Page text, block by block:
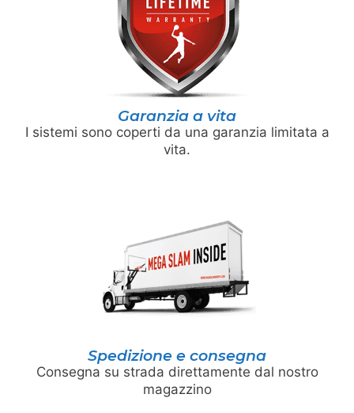
Garanzia a vita
I sistemi sono coperti da una garanzia limitata a
vita.
Spedizione e consegna
Consegna su strada direttamente dal nostro
magazzino